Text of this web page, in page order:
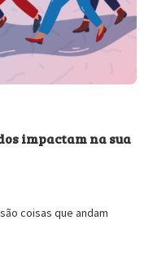
impactam na sua
coisas que andam